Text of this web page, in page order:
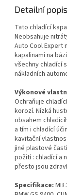
Detailní
Tato chladící
Neobsahuje
Auto Cool Expert
kapalinami na
všechny chladící
nákladních
Výkonové
Ochraňuje
korozí. Nízká
obsahem
a tím i chladící
kavitační
jiné plastové
požití : chladící a
přesto jsou
Specifikace: MB